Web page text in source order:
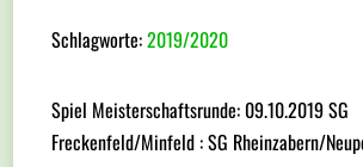
Schlagworte:2019/2020
Spiel Meisterschaftsrunde: 09.10.2019 SG
Freckenfeld/Minfeld : SG Rheinzabern/